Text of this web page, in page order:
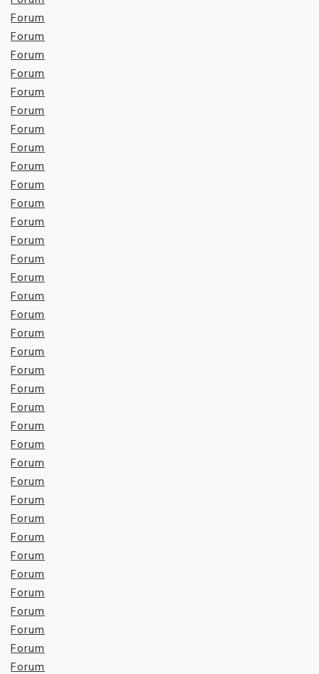
Forum
Forum
Forum
Forum
Forum
Forum
Forum
Forum
Forum
Forum
Forum
Forum
Forum
Forum
Forum
Forum
Forum
Forum
Forum
Forum
Forum
Forum
Forum
Forum
Forum
Forum
Forum
Forum
Forum
Forum
Forum
Forum
Forum
Forum
Forum
Forum